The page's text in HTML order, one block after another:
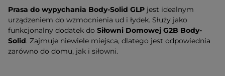
Prasa do wypychania Body-Solid GLP jest idealnym
urządzeniem do wzmocnienia ud i łydek. Służy jako
funkcjonalny dodatek do Siłowni Domowej G2B Body-
Solid. Zajmuje niewiele miejsca, dlatego jest odpowiednia
zarówno do domu, jak i siłowni.